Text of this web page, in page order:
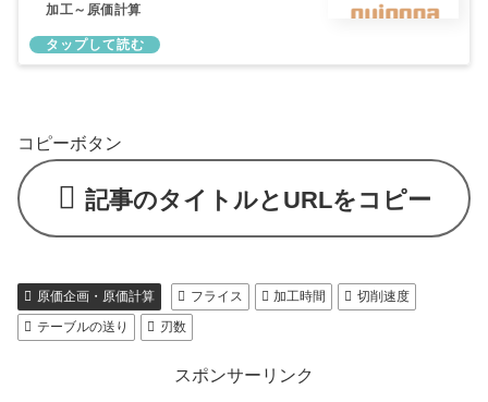
加工～原価計算
コピーボタン
記事のタイトルとURLをコピー
原価企画・原価計算 フライス 加工時間
切削速度
テーブルの送り
刃数
スポンサーリンク